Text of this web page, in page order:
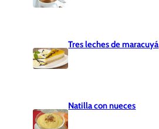
Tres leches de maracuyá
Natilla con nueces